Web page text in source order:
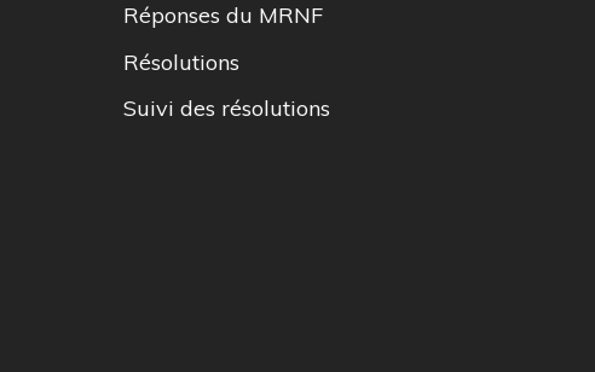
Réponses du MRNF
Résolutions
Suivi des résolutions